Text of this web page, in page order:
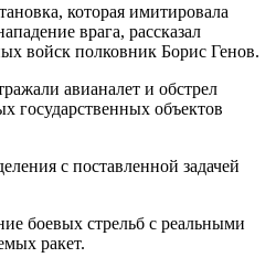
которая имитировала
врага, рассказал
войск полковник Борис Генов.
авианалет и обстрел
государственных объектов
с поставленной задачей
боевых стрельб с реальными
ракет.